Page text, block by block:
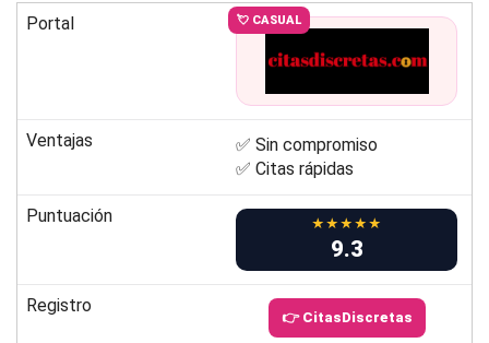
Portal 💘 CASUAL
Ventajas
✅ Sin compromiso
✅ Citas rápidas
Puntuación ★★★★★
9.3
Registro
👉 CitasDiscretas